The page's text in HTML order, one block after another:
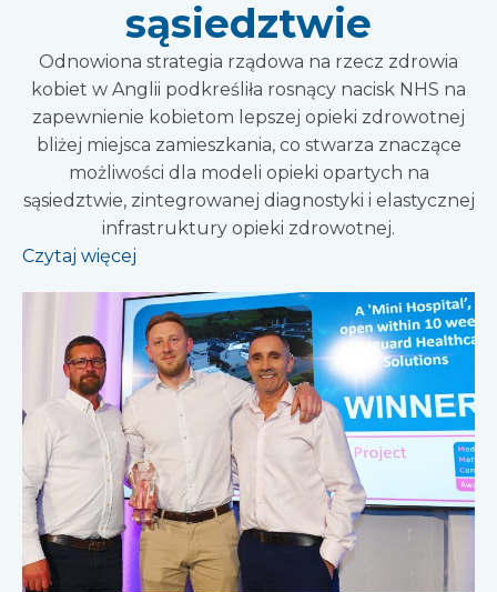
sąsiedztwie
Odnowiona strategia rządowa na rzecz zdrowia
kobiet w Anglii podkreśliła rosnący nacisk NHS na
zapewnienie kobietom lepszej opieki zdrowotnej
bliżej miejsca zamieszkania, co stwarza znaczące
możliwości dla modeli opieki opartych na
sąsiedztwie, zintegrowanej diagnostyki i elastycznej
infrastruktury opieki zdrowotnej.
Czytaj więcej